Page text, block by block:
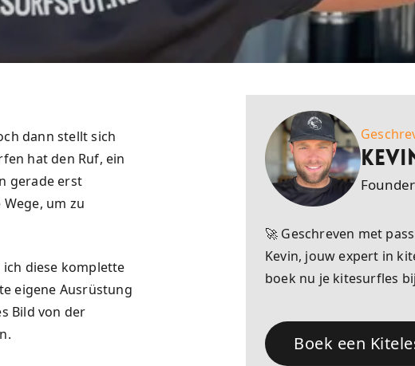
dann stellt sich
hat den Ruf, ein
gerade erst
um zu
diese komplette
eigene Ausrüstung
Bild von der
🚀 Geschreven met
Kevin, jouw expert in
boek nu je kitesurfles
Boek een